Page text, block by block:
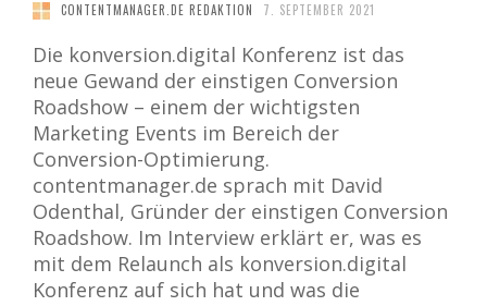
CONTENTMANAGER.DE REDAKTION 7. SEPTEMBER 2021
Die konversion.digital Konferenz ist das
neue Gewand der einstigen Conversion
Roadshow – einem der wichtigsten
Marketing Events im Bereich der
Conversion-Optimierung.
contentmanager.de sprach mit David
Odenthal, Gründer der einstigen Conversion
Roadshow. Im Interview erklärt er, was es
mit dem Relaunch als konversion.digital
Konferenz auf sich hat und was die